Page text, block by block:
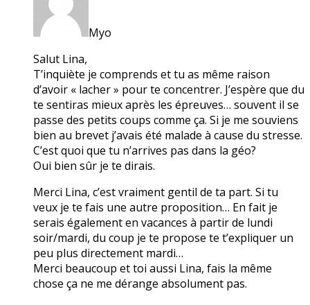
Myo
Salut Lina,
T’inquiète je comprends et tu as même raison
d’avoir « lacher » pour te concentrer. J’espère que du
te sentiras mieux après les épreuves… souvent il se
passe des petits coups comme ça. Si je me souviens
bien au brevet j’avais été malade à cause du stresse.
C’est quoi que tu n’arrives pas dans la géo?
Oui bien sûr je te dirais.
Merci Lina, c’est vraiment gentil de ta part. Si tu
veux je te fais une autre proposition… En fait je
serais également en vacances à partir de lundi
soir/mardi, du coup je te propose te t’expliquer un
peu plus directement mardi…
Merci beaucoup et toi aussi Lina, fais la même
chose ça ne me dérange absolument pas.